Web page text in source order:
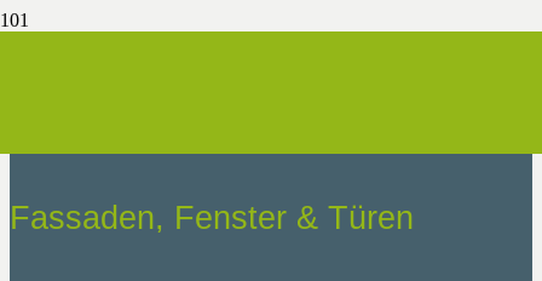
Fassaden, Fenster & Türen